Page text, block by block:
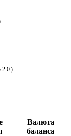
Валюта
баланса